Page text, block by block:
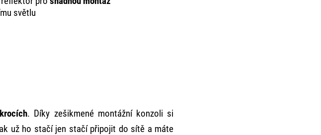
světlu
. Díky zešikmené montážní konzoli si
už ho stačí jen stačí připojit do sítě a máte